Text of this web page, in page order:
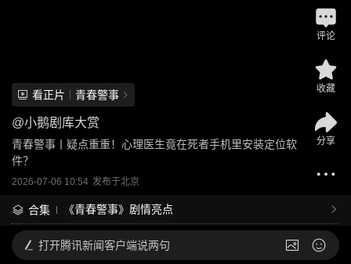
看正片 青春警事
@小鹅剧库大赏
青春警事丨疑点重重！心理医生竟在死者手机里安装定位软
件？
2026-07-06 10:54 发布于北京
合集 《青春警事》剧情亮点
评论
收藏
分享
打开腾讯新闻客户端说两句